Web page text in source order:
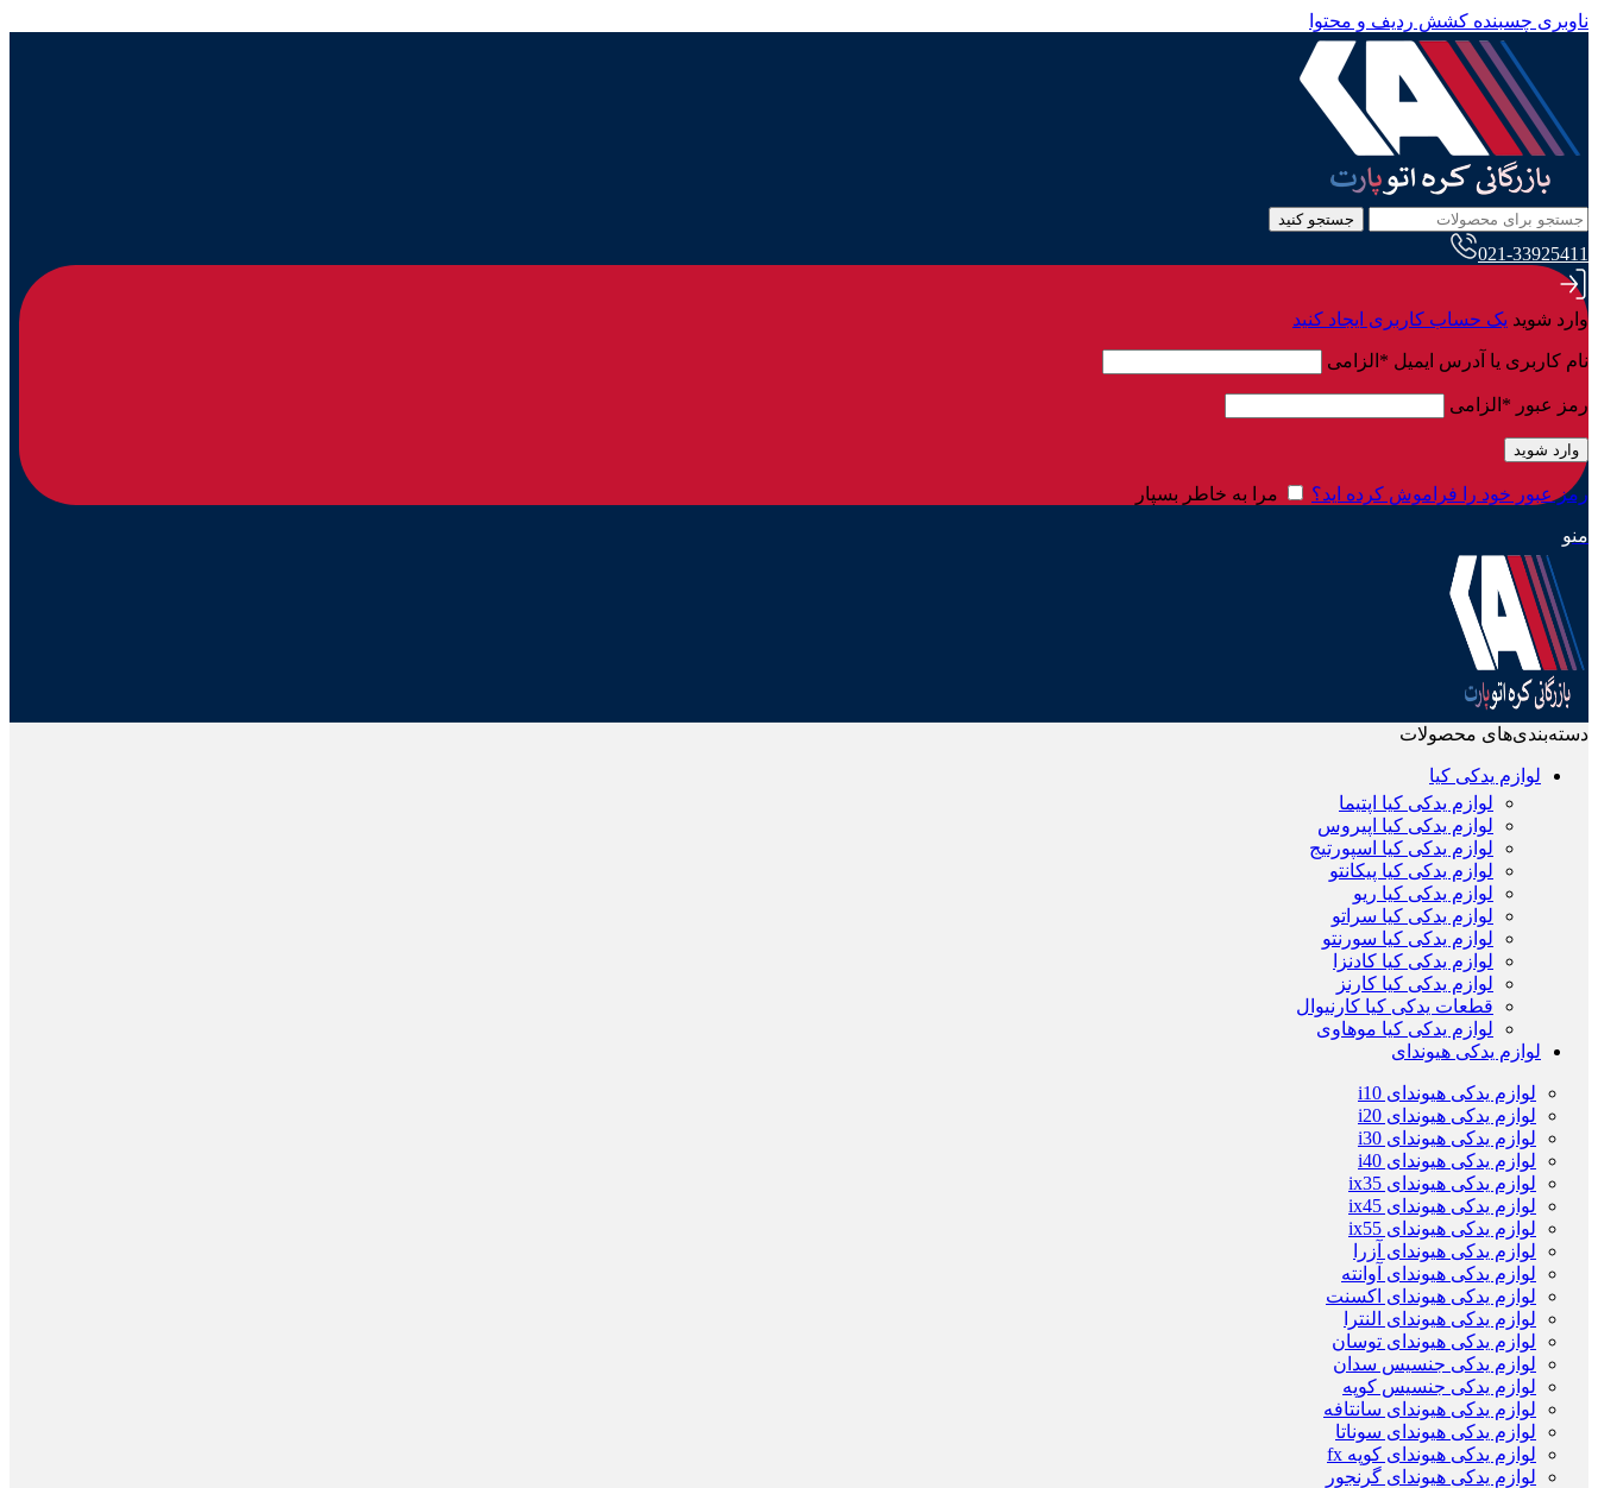
ناوبری چسبنده کشش ردیف و محتوا
جستجو کنید
021-33925411
وارد شوید یک حساب کاربری ایجاد کنید
نام کاربری یا آدرس ایمیل * الزامی
رمز عبور * الزامی
وارد شوید
رمز عبور خود را فراموش کرده اید؟ مرا به خاطر بسپار
منو
دسته‌بندی‌های محصولات
لوازم یدکی کیا
لوازم یدکی کیا اپتیما
لوازم یدکی کیا اپیروس
لوازم یدکی کیا اسپورتیج
لوازم یدکی کیا پیکانتو
لوازم یدکی کیا ریو
لوازم یدکی کیا سراتو
لوازم یدکی کیا سورنتو
لوازم یدکی کیا کادنزا
لوازم یدکی کیا کارنز
قطعات یدکی کیا کارنیوال
لوازم یدکی کیا موهاوی
لوازم یدکی هیوندای
لوازم یدکی هیوندای i10
لوازم یدکی هیوندای i20
لوازم یدکی هیوندای i30
لوازم یدکی هیوندای i40
لوازم یدکی هیوندای ix35
لوازم یدکی هیوندای ix45
لوازم یدکی هیوندای ix55
لوازم یدکی هیوندای آزرا
لوازم یدکی هیوندای آوانته
لوازم یدکی هیوندای اکسنت
لوازم یدکی هیوندای النترا
لوازم یدکی هیوندای توسان
لوازم یدکی جنسیس سدان
لوازم یدکی جنسیس کوپه
لوازم یدکی هیوندای سانتافه
لوازم یدکی هیوندای سوناتا
لوازم یدکی هیوندای کوپه fx
لوازم یدکی هیوندای گرنجور